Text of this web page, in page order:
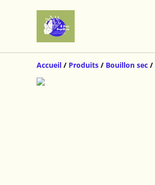
Accueil / Produits / Bouillon sec /